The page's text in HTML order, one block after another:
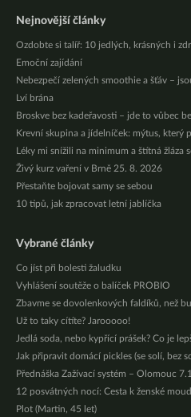
Nejnovější články
Ozdobte si talíř: 10 jedlých, krásných i
Emoční zajídání
Nebezpečí zelených smoothie a šťáv –
Lví brána
Broskve bez kadeřavosti – jde to vůbec
Krevní skupina a jídelníček: mýtus, který
Léky mi snížili na minimum a štítná žláza
Živý kurz vaření v Brně 25. 8. 2026
Přestaňte bojovat samy se sebou
10 tipů, jak zpracovat letní jablíčka
Vybrané články
Co jíst při bolesti žaludku
Vyhlášení soutěže o balíček PROBIO
Zbavme se dovolenkových faldíků, než
Už to taky cítíte? Jarooooo!
Jedlá soda, nebo kypřící prášek? Co je
Jak připravit domácí pickles (se solí, bez
Přednáška Zažívací systém – Olomouc
12 posvátných nocí: Cesta k ženské
Plot (Martin, 45 let)